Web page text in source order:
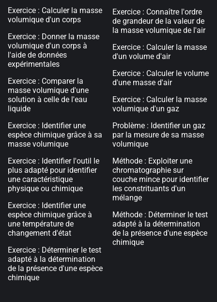
Exercice : Calculer la masse
volumique d'un corps
Exercice : Donner la masse
volumique d'un corps à
l'aide de données
expérimentales
Exercice : Comparer la
masse volumique d'une
solution à celle de l'eau
liquide
Exercice : Identifier une
espèce chimique grâce à sa
masse volumique
Exercice : Identifier l'outil le
plus adapté pour identifier
une caractéristique
physique ou chimique
Exercice : Identifier une
espèce chimique grâce à
une température de
changement d'état
Exercice : Déterminer le test
adapté à la détermination
de la présence d'une espèce
chimique
Exercice : Connaître l'ordre
de grandeur de la valeur de
la masse volumique de l'air
Exercice : Calculer la masse
d'un volume d'air
Exercice : Calculer le volume
d'une masse d'air
Exercice : Calculer la masse
volumique d'un gaz
Problème : Identifier un gaz
par la mesure de sa masse
volumique
Méthode : Exploiter une
chromatographie sur
couche mince pour identifier
les constrituants d'un
mélange
Méthode : Déterminer le test
adapté à la détermination
de la présence d'une espèce
chimique